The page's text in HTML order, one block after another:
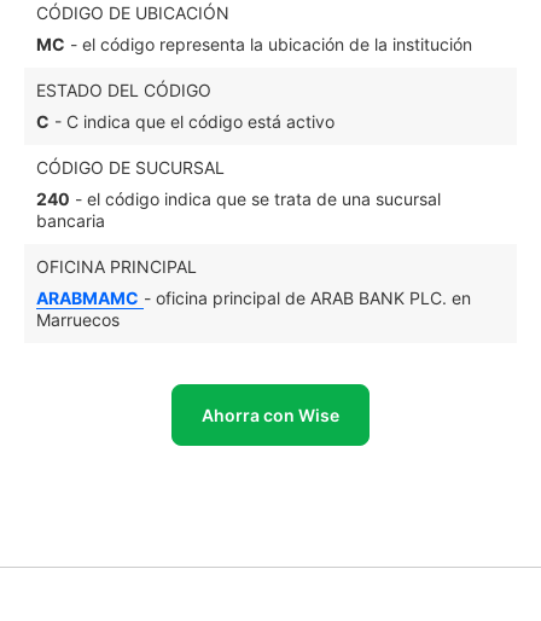
CÓDIGO DE UBICACIÓN
MC - el código representa la ubicación de la institución
ESTADO DEL CÓDIGO
C - C indica que el código está activo
CÓDIGO DE SUCURSAL
240 - el código indica que se trata de una sucursal
bancaria
OFICINA PRINCIPAL
ARABMAMC - oficina principal de ARAB BANK PLC. en
Marruecos
Ahorra con Wise